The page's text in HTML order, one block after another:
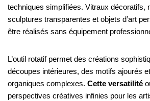
techniques simplifiées. Vitraux décoratifs,
sculptures transparentes et objets d’art
être réalisés sans équipement
L’outil rotatif permet des créations
découpes intérieures, des motifs ajourés
organiques complexes. Cette versatilité
perspectives créatives infinies pour les